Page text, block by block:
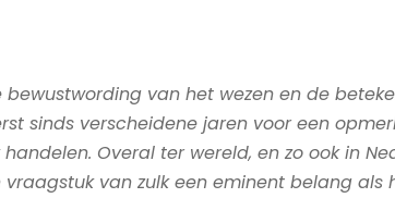
bewustwording van het wezen en de
sinds verscheidene jaren voor een
Overal ter wereld, en zo ook in
van zulk een eminent belang als